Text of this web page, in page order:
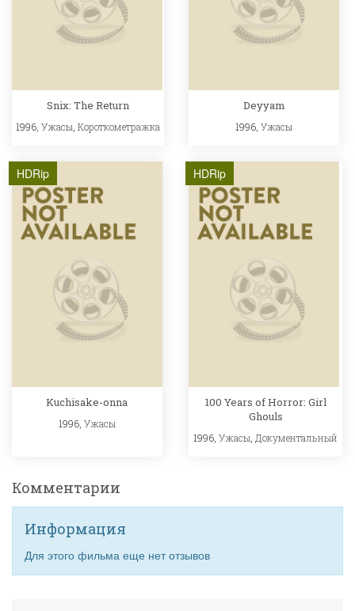
Snix: The Return
1996, Ужасы Короткометражка
Deyyam
1996,Ужасы
HDRip
Kuchisake-onna
1996, Ужасы
HDRip
100 Years of Horror: Girl
Ghouls
1996,Ужасы Документальный
Комментарии
Информация
Для этого фильма еще нет отзывов